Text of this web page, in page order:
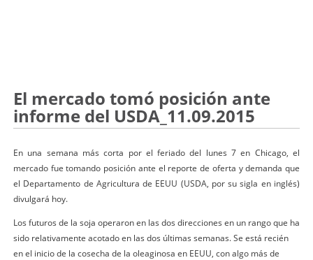
El mercado tomó posición ante
informe del USDA_11.09.2015
En una semana más corta por el feriado del lunes 7 en Chicago, el
mercado fue tomando posición ante el reporte de oferta y demanda que
el Departamento de Agricultura de EEUU (USDA, por su sigla en inglés)
divulgará hoy.
Los futuros de la soja operaron en las dos direcciones en un rango que ha
sido relativamente acotado en las dos últimas semanas. Se está recién
en el inicio de la cosecha de la oleaginosa en EEUU, con algo más de